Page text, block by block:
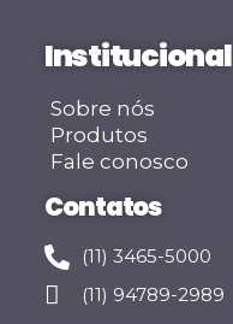
Institucional
Sobre nós
Produtos
Fale conosco
Contatos
(11) 3465-5000
(11) 94789-2989